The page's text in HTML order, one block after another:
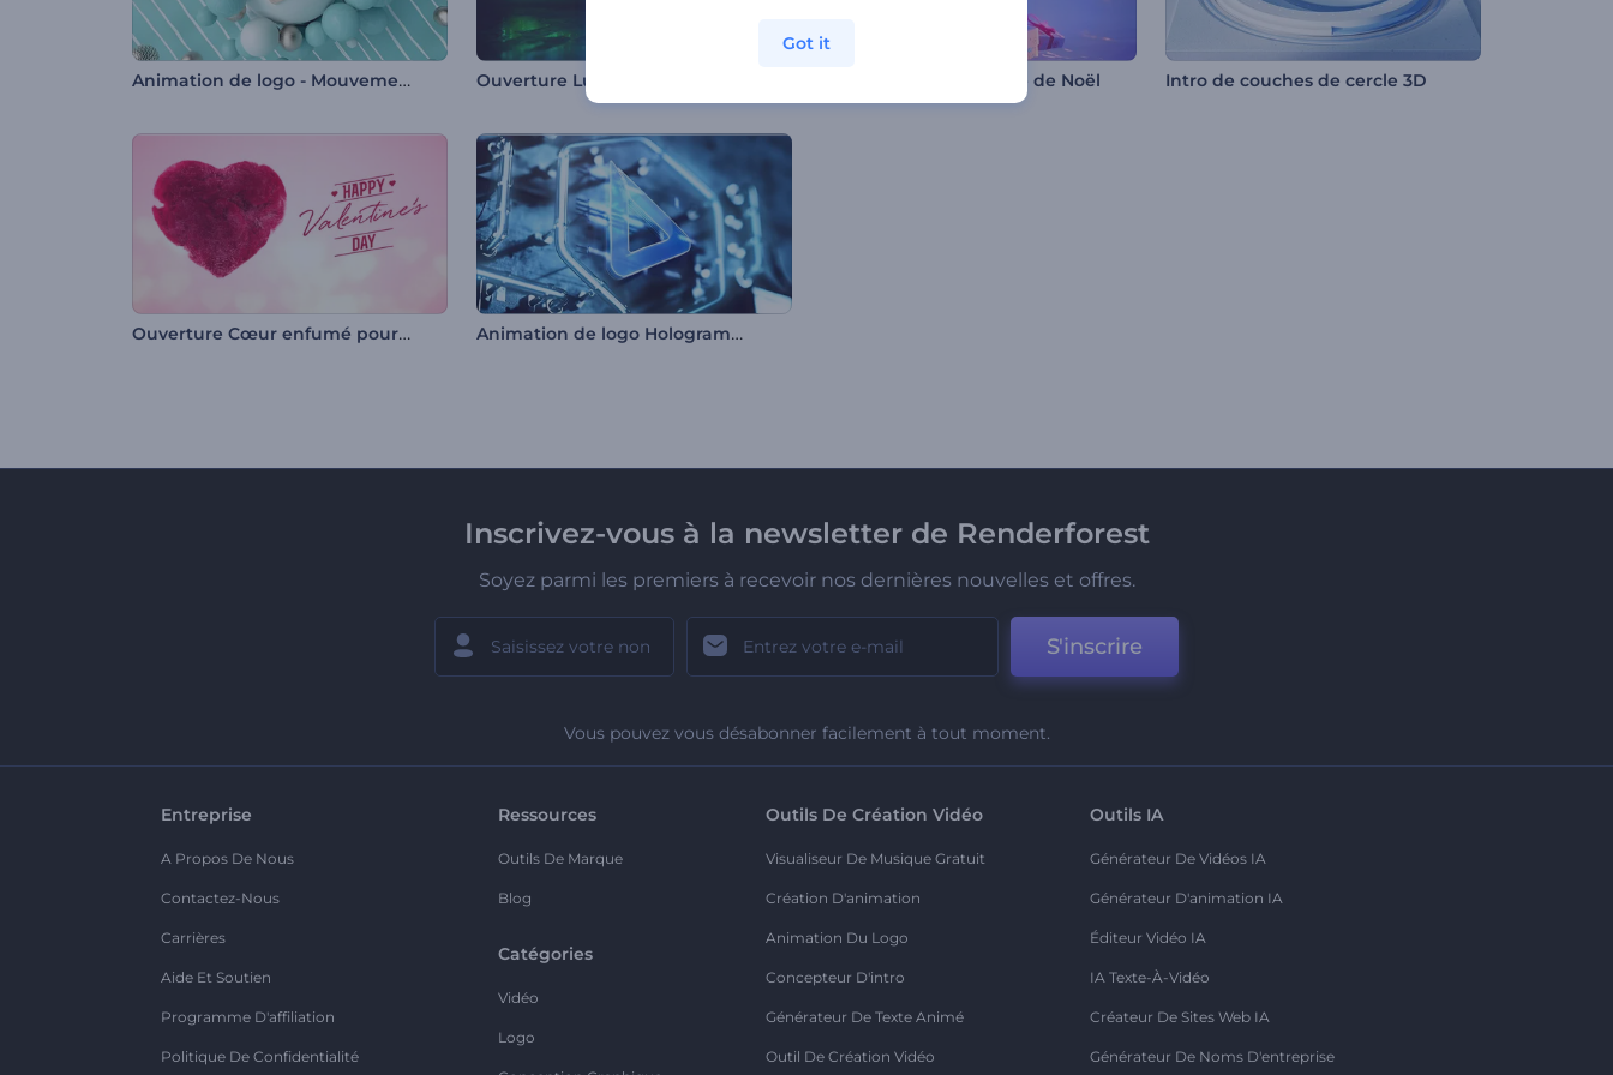
Animation de logo - Mouvement magnétique Boule à neige magique de Noël Intro de couches de cercle 3D
Ouverture Cœur enfumé pour la Saint-Valentin Animation de logo Hologramme souterrain
Inscrivez-vous à la newsletter de Renderforest
Soyez parmi les premiers à recevoir nos dernières nouvelles et offres.
S'inscrire
Vous pouvez vous désabonner facilement à tout moment.
Entreprise
A Propos De Nous
Contactez-Nous
Carrières
Aide Et Soutien
Programme D'affiliation
Politique De Confidentialité
Ressources
Outils De Marque
Blog
Catégories
Vidéo
Logo
Outils De Création Vidéo
Visualiseur De Musique Gratuit
Création D'animation
Animation Du Logo
Concepteur D'intro
Générateur De Texte Animé
Outil De Création Vidéo
Outils IA
Générateur De Vidéos IA
Générateur D'animation IA
Éditeur Vidéo IA
IA Texte-À-Vidéo
Créateur De Sites Web IA
Générateur De Noms D'entreprise
Got it